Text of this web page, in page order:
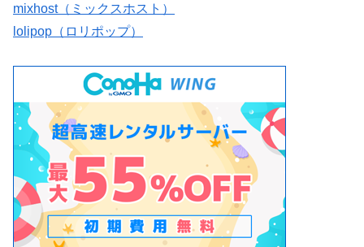
mixhost（ミックスホスト）
lolipop（ロリポップ）